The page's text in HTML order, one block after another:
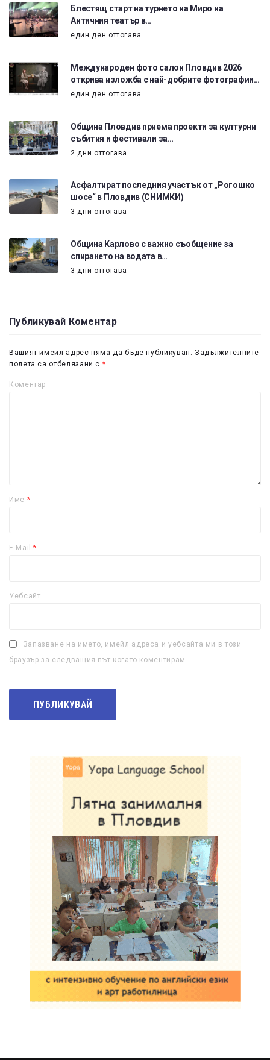
Блестящ старт на турнето на Миро на
Античния театър в…
един ден оттогава
Международен фото салон Пловдив 2026
открива изложба с най-добрите фотографии…
един ден оттогава
Община Пловдив приема проекти за културни
събития и фестивали за…
2 дни оттогава
Асфалтират последния участък от „Рогошко
шосе“ в Пловдив (СНИМКИ)
3 дни оттогава
Община Карлово с важно съобщение за
спирането на водата в…
3 дни оттогава
Публикувай Коментар
Вашият имейл адрес няма да бъде публикуван. Задължителните
полета са отбелязани с *
Коментар
Име *
E-Mail*
Уебсайт
Запазване на името, имейл адреса и уебсайта ми в този
браузър за следващия път когато коментирам.